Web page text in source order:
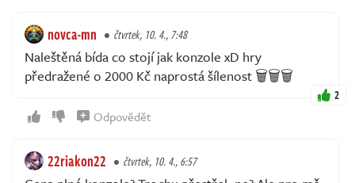
novca-mn čtvrtek, 10. 4., 7:48
Naleštěná bída co stojí jak konzole xD hry
předražené o 2000 Kč naprostá šílenost 🗑️🗑️🗑️
2
Odpovědět
22riakon22 čtvrtek, 10. 4., 6:57